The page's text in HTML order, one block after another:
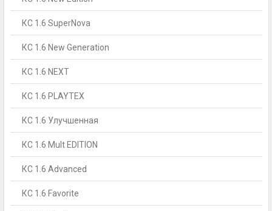
КС 1.6 SuperNova
КС 1.6 New Generation
КС 1.6 NEXT
КС 1.6 PLAYTEX
КС 1.6 Улучшенная
КС 1.6 Mult EDITION
КС 1.6 Advanced
КС 1.6 Favorite